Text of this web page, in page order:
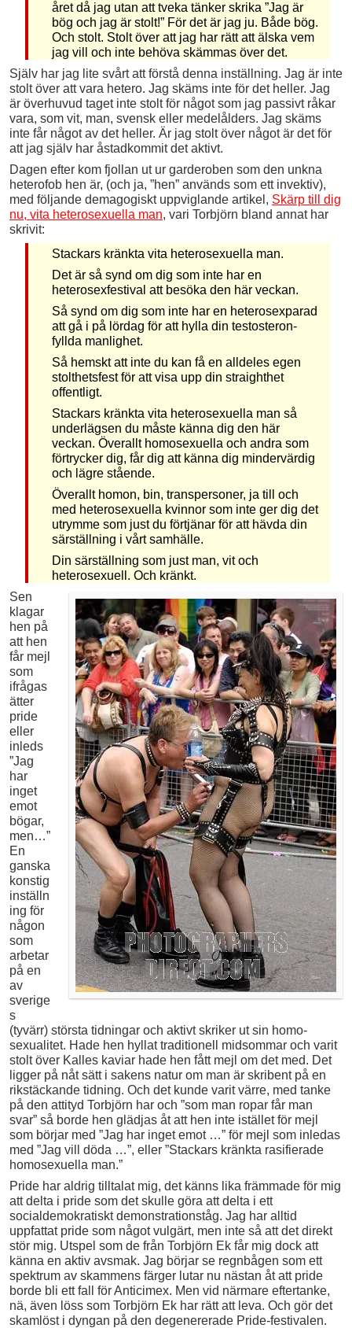
året då jag utan att tveka ­tänker skrika ”Jag är
bög och jag är stolt!” För det är jag ju. Både bög.
Och stolt. Stolt över att jag har rätt att älska vem
jag vill och inte behöva skämmas över det.
Själv har jag lite svårt att förstå denna inställning. Jag är inte
stolt över att vara hetero. Jag skäms inte för det heller. Jag
är överhuvud taget inte stolt för något som jag passivt råkar
vara, som vit, man, svensk eller medelålders. Jag skäms
inte får något av det heller. Är jag stolt över något är det för
att jag själv har åstadkommit det aktivt.
Dagen efter kom fjollan ut ur garderoben som den unkna
heterofob hen är, (och ja, ”hen” används som ett invektiv),
med följande demagogiskt uppviglande artikel, Skärp till dig
nu, vita heterosexuella man, vari Torbjörn bland annat har
skrivit:
Stackars kränkta vita heterosexuella man.
Det är så synd om dig som inte har en
heterosexfestival att besöka den här veckan.
Så synd om dig som inte har en heterosexparad
att gå i på lördag för att hylla din testosteron­
fyllda manlighet.
Så hemskt att inte du kan få en alldeles egen
stolthetsfest för att visa upp din straighthet
offentligt.
Stackars kränkta vita hetero­sexuella man så
underlägsen du måste känna dig den här
veckan. Överallt homosexuella och andra som
förtrycker dig, får dig att känna dig mindervärdig
och lägre stående.
Överallt homon, bin, transpersoner, ja till och
med heterosexuella kvinnor som inte ger dig det
utrymme som just du för­tjänar för att hävda din
särställning i vårt samhälle.
Din särställning som just man, vit och
heterosexuell. Och kränkt.
Sen
klagar
hen på
att hen
får mejl
som
ifrågas
ätter
pride
eller
inleds
”Jag
har
inget
emot
bögar,
men…”
En
ganska
konstig
inställn
ing för
någon
som
arbetar
på en
av
sverige
s
(tyvärr) största tidningar och aktivt skriker ut sin homo­
sexualitet. Hade hen hyllat traditionell midsommar och varit
stolt över Kalles kaviar hade hen fått mejl om det med. Det
ligger på nåt sätt i sakens natur om man är skribent på en
rikstäckande tidning. Och det kunde varit värre, med tanke
på den attityd Torbjörn har och ”som man ropar får man
svar” så borde hen glädjas åt att hen inte istället för mejl
som börjar med ”Jag har inget emot …” för mejl som inledas
med ”Jag vill döda …”, eller ”Stackars kränkta rasifierade
homosexuella man.”
Pride har aldrig tilltalat mig, det känns lika främmade för mig
att delta i pride som det skulle göra att delta i ett
socialdemokratiskt demonstrationståg. Jag har alltid
uppfattat pride som något vulgärt, men inte så att det direkt
stör mig. Utspel som de från Torbjörn Ek får mig dock att
känna en aktiv avsmak. Jag börjar se regnbågen som ett
spektrum av skammens färger lutar nu nästan åt att pride
borde bli ett fall för Anticimex. Men vid närmare eftertanke,
nä, även löss som Torbjörn Ek har rätt att leva. Och gör det
skamlöst i dyngan på den degenererade Pride-festivalen.